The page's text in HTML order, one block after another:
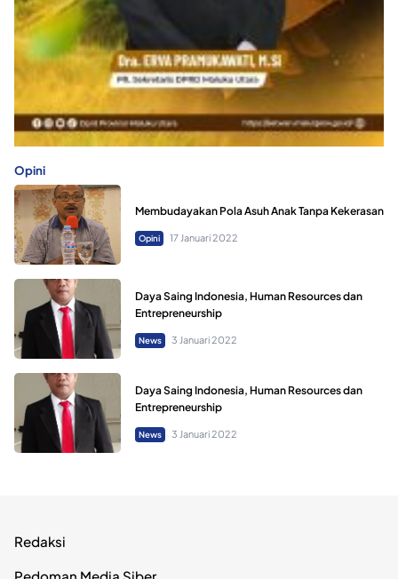
Opini
Membudayakan Pola Asuh Anak Tanpa Kekerasan
Opini 17 Januari 2022
Daya Saing Indonesia, Human Resources dan
Entrepreneurship
News 3 Januari 2022
Daya Saing Indonesia, Human Resources dan
Entrepreneurship
News 3 Januari 2022
Redaksi